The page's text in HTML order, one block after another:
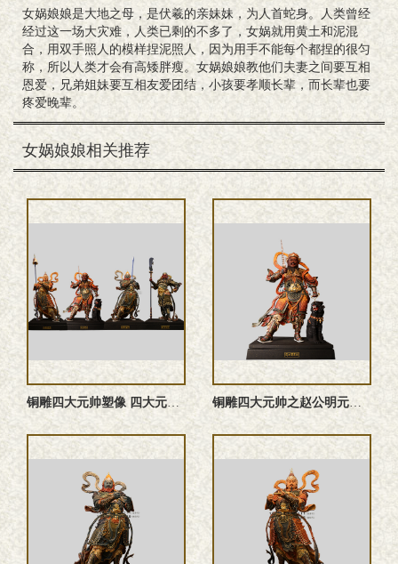
女娲娘娘是大地之母，是伏羲的亲妹妹，为人首蛇身。人类曾经
经过这一场大灾难，人类已剩的不多了，女娲就用黄土和泥混
合，用双手照人的模样捏泥照人，因为用手不能每个都捏的很匀
称，所以人类才会有高矮胖瘦。女娲娘娘教他们夫妻之间要互相
恩爱，兄弟姐妹要互相友爱团结，小孩要孝顺长辈，而长辈也要
疼爱晚辈。
女娲娘娘相关推荐
铜雕四大元帅塑像 四大元帅雕塑 四大元帅神像 铜雕四大元帅之赵公明元帅塑像